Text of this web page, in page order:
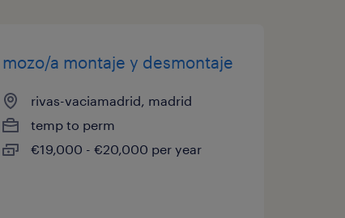
mozo/a montaje y desmontaje
rivas-vaciamadrid, madrid
temp to perm
€19,000 - €20,000 per year